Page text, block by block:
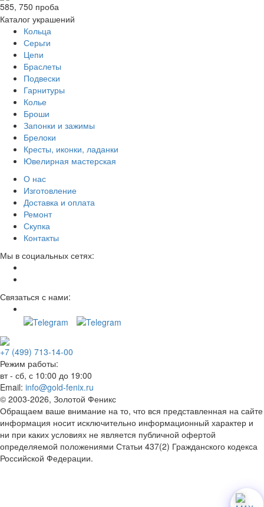
585, 750 проба
Каталог украшений
Кольца
Серьги
Цепи
Браслеты
Подвески
Гарнитуры
Колье
Броши
Запонки и зажимы
Брелоки
Кресты, иконки, ладанки
Ювелирная мастерская
О нас
Изготовление
Доставка и оплата
Ремонт
Скупка
Контакты
Мы в социальных сетях:
Связаться с нами:
+7 (499) 713-14-00
Режим работы:
вт - сб, с 10:00 до 19:00
Email: info@gold-fenix.ru
© 2003-2026, Золотой Феникс
Обращаем ваше внимание на то, что вся представленная на сайте
информация носит исключительно информационный характер и
ни при каких условиях не является публичной офертой
определяемой положениями Статьи 437(2) Гражданского кодекса
Российской Федерации.